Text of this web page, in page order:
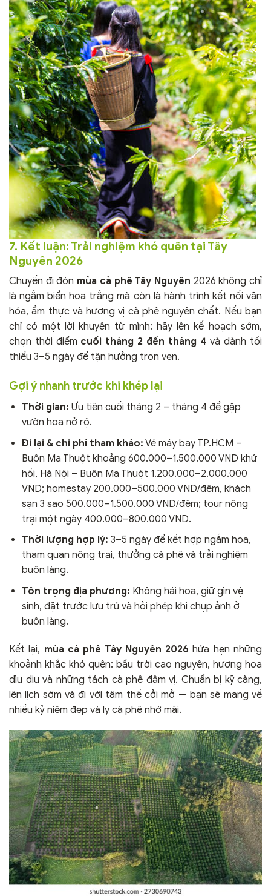
7. Kết luận: Trải nghiệm khó quên tại Tây
Nguyên 2026
Chuyến đi đón mùa cà phê Tây Nguyên 2026 không chỉ
là ngắm biển hoa trắng mà còn là hành trình kết nối văn
hóa, ẩm thực và hương vị cà phê nguyên chất. Nếu bạn
chỉ có một lời khuyên từ mình: hãy lên kế hoạch sớm,
chọn thời điểm cuối tháng 2 đến tháng 4 và dành tối
thiểu 3–5 ngày để tận hưởng trọn vẹn.
Gợi ý nhanh trước khi khép lại
Thời gian: Ưu tiên cuối tháng 2 – tháng 4 để gặp
vườn hoa nở rộ.
Đi lại & chi phí tham khảo: Vé máy bay TP.HCM –
Buôn Ma Thuột khoảng 600.000–1.500.000 VND khứ
hồi, Hà Nội – Buôn Ma Thuột 1.200.000–2.000.000
VND; homestay 200.000–500.000 VND/đêm, khách
sạn 3 sao 500.000–1.500.000 VND/đêm; tour nông
trại một ngày 400.000–800.000 VND.
Thời lượng hợp lý: 3–5 ngày để kết hợp ngắm hoa,
tham quan nông trại, thưởng cà phê và trải nghiệm
buôn làng.
Tôn trọng địa phương: Không hái hoa, giữ gìn vệ
sinh, đặt trước lưu trú và hỏi phép khi chụp ảnh ở
buôn làng.
Kết lại, mùa cà phê Tây Nguyên 2026 hứa hẹn những
khoảnh khắc khó quên: bầu trời cao nguyên, hương hoa
dìu dịu và những tách cà phê đậm vị. Chuẩn bị kỹ càng,
lên lịch sớm và đi với tâm thế cởi mở — bạn sẽ mang về
nhiều kỷ niệm đẹp và ly cà phê nhớ mãi.